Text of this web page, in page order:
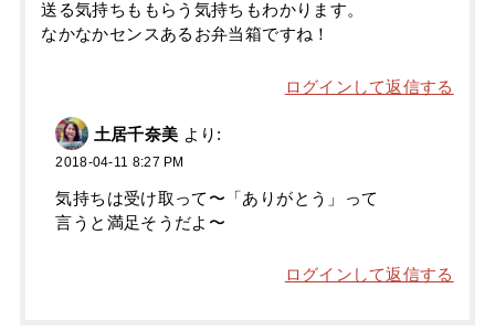
送る気持ちももらう気持ちもわかります。
なかなかセンスあるお弁当箱ですね！
ログインして返信する
土居千奈美 より:
2018-04-11 8:27 PM
気持ちは受け取って〜「ありがとう」って
言うと満足そうだよ〜
ログインして返信する